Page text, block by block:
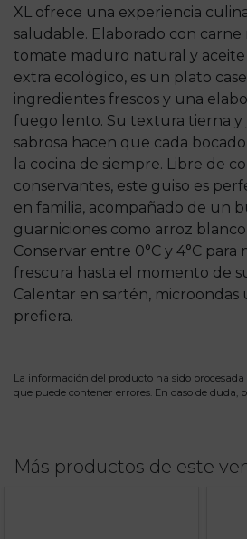
XL ofrece una experiencia
saludable. Elaborado con carne
tomate maduro natural y aceite
extra ecológico, es un plato
ingredientes frescos y una
fuego lento. Su textura tierna y
sabrosa hacen que cada
la cocina de siempre. Libre de
conservantes, este guiso es
en familia, acompañado de un
guarniciones como arroz
Conservar entre 0°C y 4°C para
frescura hasta el momento de
Calentar en sartén, microondas
prefiera.
La información del producto ha sido
que puede contener errores. En caso de duda,
Más productos de este